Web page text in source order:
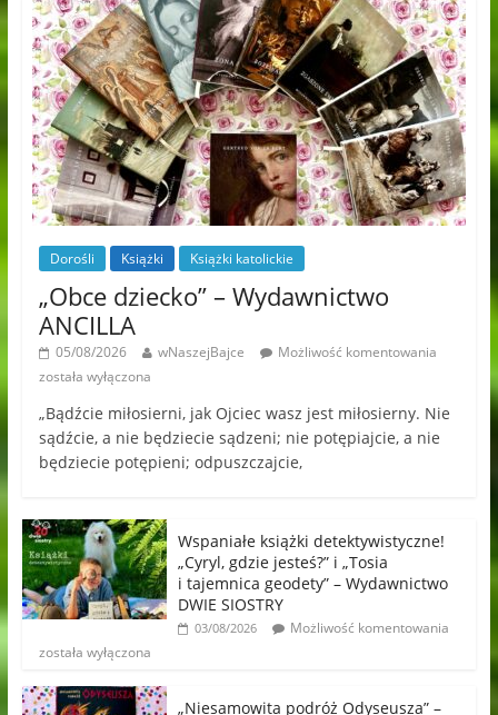
Dorośli Książki Książki katolickie
„Obce dziecko” – Wydawnictwo
ANCILLA
05/08/2026 wNaszejBajce
Możliwość komentowania
została wyłączona
„Bądźcie miłosierni, jak Ojciec wasz jest miłosierny. Nie
sądźcie, a nie będziecie sądzeni; nie potępiajcie, a nie
będziecie potępieni; odpuszczajcie,
Wspaniałe książki detektywistyczne!
„Cyryl, gdzie jesteś?” i „Tosia
i tajemnica geodety” – Wydawnictwo
DWIE SIOSTRY
03/08/2026
Możliwość komentowania
została wyłączona
„Niesamowita podróż Odyseusza” –